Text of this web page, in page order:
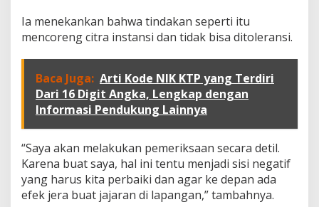
K
a
i
s
h
u
b
I
:
B
i
l
Ia menekankan bahwa tindakan seperti itu
mencoreng citra instansi dan tidak bisa ditoleransi.
Baca Juga: Arti Kode NIK KTP yang Terdiri
Dari 16 Digit Angka, Lengkap dengan
Informasi Pendukung Lainnya
“Saya akan melakukan pemeriksaan secara detil.
Karena buat saya, hal ini tentu menjadi sisi negatif
yang harus kita perbaiki dan agar ke depan ada
efek jera buat jajaran di lapangan,” tambahnya.